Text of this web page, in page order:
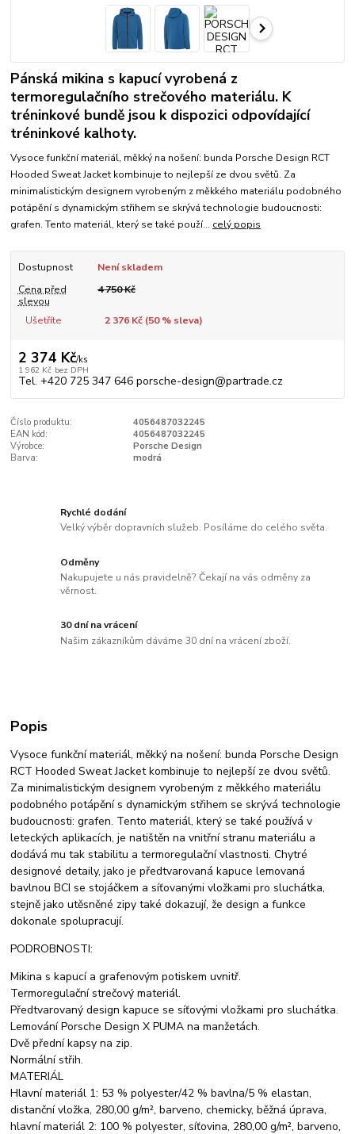
Pánská mikina s kapucí vyrobená z
termoregulačního strečového materiálu. K
tréninkové bundě jsou k dispozici odpovídající
tréninkové kalhoty.
Vysoce funkční materiál, měkký na nošení: bunda Porsche Design RCT
Hooded Sweat Jacket kombinuje to nejlepší ze dvou světů. Za
minimalistickým designem vyrobeným z měkkého materiálu podobného
potápění s dynamickým střihem se skrývá technologie budoucnosti:
grafen. Tento materiál, který se také použí... celý popis
Dostupnost
Není skladem
Cena před
slevou
4 750 Kč
Ušetříte 2 376 Kč (50% sleva)
2 374 Kč/ks
1 962 Kč bez DPH
Tel. +420 725 347 646 porsche-design@partrade.cz
Číslo produktu:
4056487032245
EAN kód:
4056487032245
Výrobce:
Porsche Design
Barva:
modrá
Rychlé dodání
Velký výběr dopravních služeb. Posíláme do celého světa.
Odměny
Nakupujete u nás pravidelně? Čekají na vás odměny za
věrnost.
30 dní na vrácení
Našim zákazníkům dáváme 30 dní na vrácení zboží.
Popis
Vysoce funkční materiál, měkký na nošení: bunda Porsche Design
RCT Hooded Sweat Jacket kombinuje to nejlepší ze dvou světů.
Za minimalistickým designem vyrobeným z měkkého materiálu
podobného potápění s dynamickým střihem se skrývá technologie
budoucnosti: grafen. Tento materiál, který se také používá v
leteckých aplikacích, je natištěn na vnitřní stranu materiálu a
dodává mu tak stabilitu a termoregulační vlastnosti. Chytré
designové detaily, jako je předtvarovaná kapuce lemovaná
bavlnou BCI se stojáčkem a síťovanými vložkami pro sluchátka,
stejně jako utěsněné zipy také dokazují, že design a funkce
dokonale spolupracují.
PODROBNOSTI:
Mikina s kapucí a grafenovým potiskem uvnitř.
Termoregulační strečový materiál.
Předtvarovaný design kapuce se síťovými vložkami pro sluchátka.
Lemování Porsche Design X PUMA na manžetách.
Dvě přední kapsy na zip.
Normální střih.
MATERIÁL
Hlavní materiál 1: 53 % polyester/42 % bavlna/5 % elastan,
distanční vložka, 280,00 g/m², barveno, chemicky, běžná úprava,
hlavní materiál 2: 100 % polyester, síťovina, 280,00 g/m², barveno,